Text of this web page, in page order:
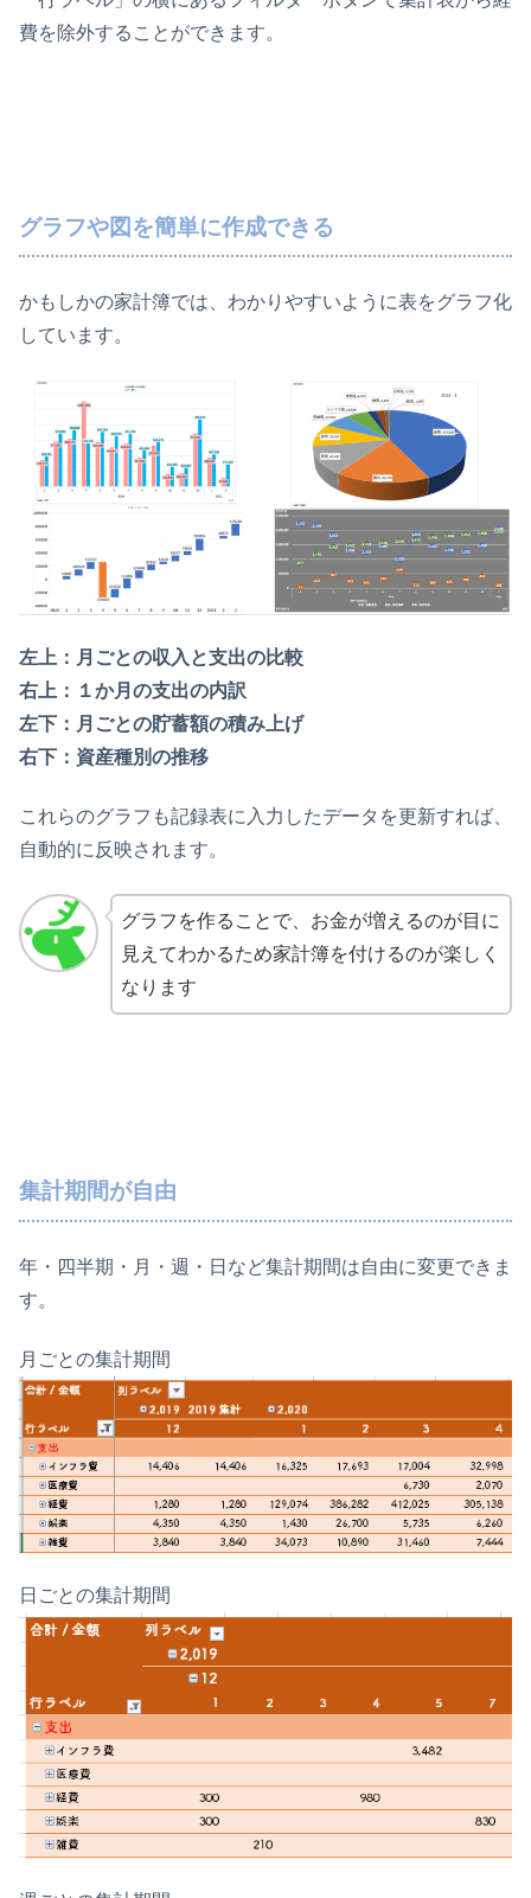
費を除外することができます。
グラフや図を簡単に作成できる
かもしかの家計簿では、わかりやすいように表をグラフ化
しています。
左上：月ごとの収入と支出の比較
右上：１か月の支出の内訳
左下：月ごとの貯蓄額の積み上げ
右下：資産種別の推移
これらのグラフも記録表に入力したデータを更新すれば、
自動的に反映されます。
グラフを作ることで、お金が増えるのが目に
見えてわかるため家計簿を付けるのが楽しく
なります
集計期間が自由
年・四半期・月・週・日など集計期間は自由に変更できま
す。
月ごとの集計期間
日ごとの集計期間